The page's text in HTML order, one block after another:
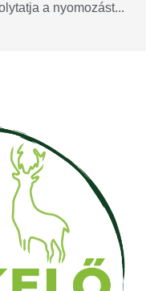
a nyomozást...